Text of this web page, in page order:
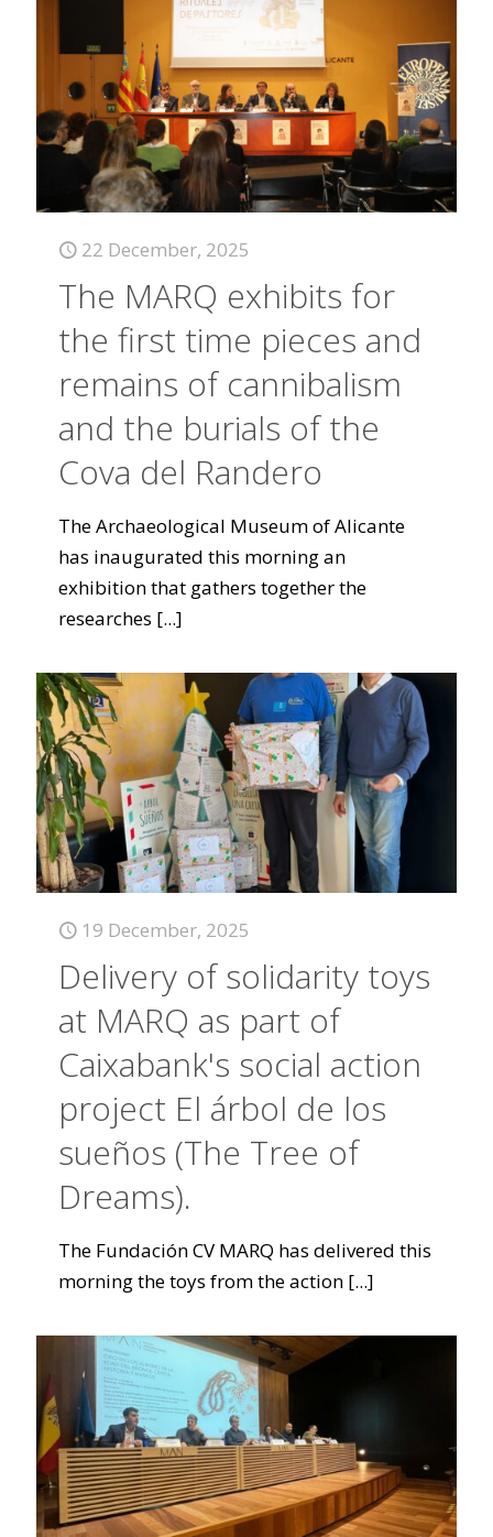
22 December, 2025
The MARQ exhibits for
the first time pieces and
remains of cannibalism
and the burials of the
Cova del Randero
The Archaeological Museum of Alicante
has inaugurated this morning an
exhibition that gathers together the
researches [...]
19 December, 2025
Delivery of solidarity toys
at MARQ as part of
Caixabank's social action
project El árbol de los
sueños (The Tree of
Dreams).
The Fundación CV MARQ has delivered this
morning the toys from the action [...]